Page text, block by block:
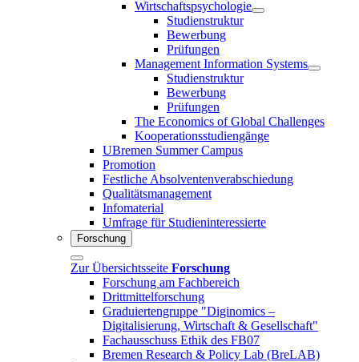
Wirtschaftspsychologie
Studienstruktur
Bewerbung
Prüfungen
Management Information Systems
Studienstruktur
Bewerbung
Prüfungen
The Economics of Global Challenges
Kooperationsstudiengänge
UBremen Summer Campus
Promotion
Festliche Absolventenverabschiedung
Qualitätsmanagement
Infomaterial
Umfrage für Studieninteressierte
Forschung
Zur Übersichtsseite Forschung
Forschung am Fachbereich
Drittmittelforschung
Graduiertengruppe "Diginomics –
Digitalisierung, Wirtschaft & Gesellschaft"
Fachausschuss Ethik des FB07
Bremen Research & Policy Lab (BreLAB)